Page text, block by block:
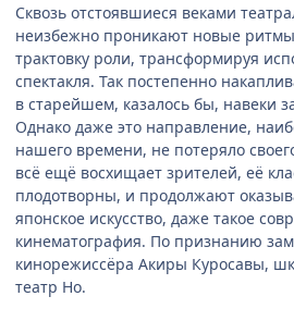
Сквозь отстоявшиеся веками
неизбежно проникают новые
трактовку роли, трансформируя
спектакля. Так постепенно
в старейшем, казалось бы, навеки
Однако даже это направление,
нашего времени, не потеряло
всё ещё восхищает зрителей, её
плодотворны, и продолжают
японское искусство, даже такое
кинематография. По признанию
кинорежиссёра Акиры Куросавы,
театр Но.